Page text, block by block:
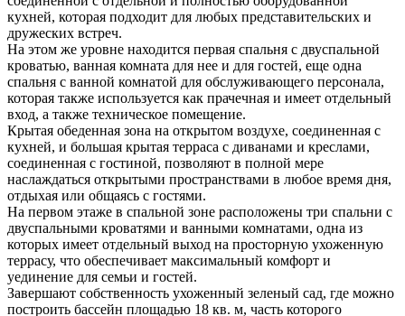
кухней, которая подходит для любых представительских и
дружеских встреч.
На этом же уровне находится первая спальня с двуспальной
кроватью, ванная комната для нее и для гостей, еще одна
спальня с ванной комнатой для обслуживающего персонала,
которая также используется как прачечная и имеет отдельный
вход, а также техническое помещение.
Крытая обеденная зона на открытом воздухе, соединенная с
кухней, и большая крытая терраса с диванами и креслами,
соединенная с гостиной, позволяют в полной мере
наслаждаться открытыми пространствами в любое время дня,
отдыхая или общаясь с гостями.
На первом этаже в спальной зоне расположены три спальни с
двуспальными кроватями и ванными комнатами, одна из
которых имеет отдельный выход на просторную ухоженную
террасу, что обеспечивает максимальный комфорт и
уединение для семьи и гостей.
Завершают собственность ухоженный зеленый сад, где можно
построить бассейн площадью 18 кв. м, часть которого